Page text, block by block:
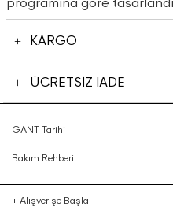
KARGO
ÜCRETSİZ İADE
GANT Tarihi
Bakım Rehberi
+ Alışverişe Başla